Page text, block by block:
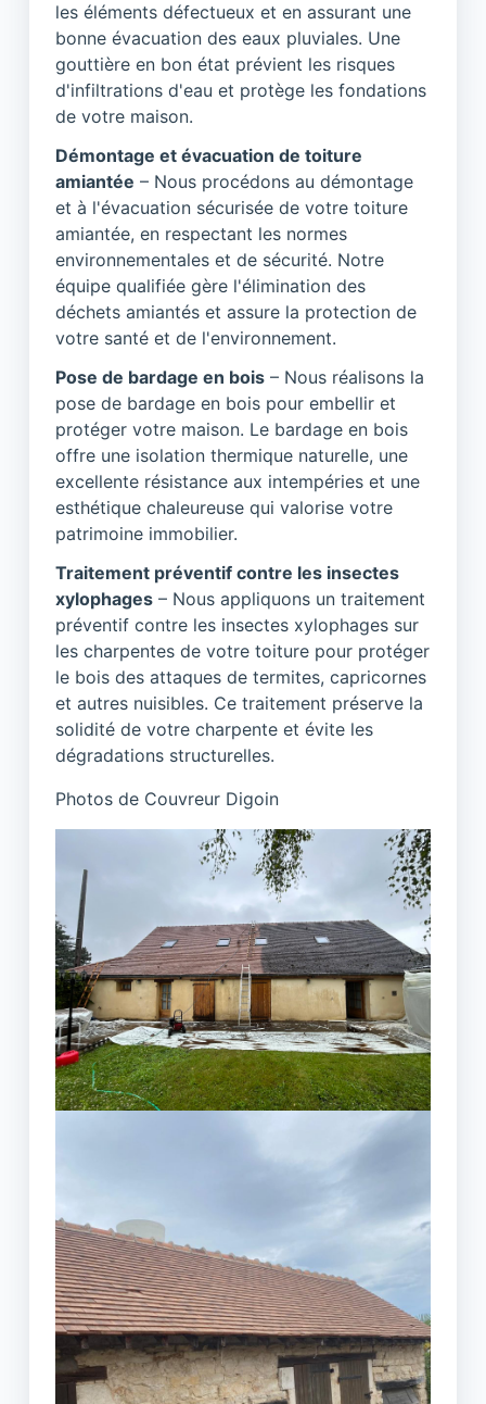
les éléments défectueux et en assurant une
bonne évacuation des eaux pluviales. Une
gouttière en bon état prévient les risques
d'infiltrations d'eau et protège les fondations
de votre maison.
Démontage et évacuation de toiture
amiantée – Nous procédons au démontage
et à l'évacuation sécurisée de votre toiture
amiantée, en respectant les normes
environnementales et de sécurité. Notre
équipe qualifiée gère l'élimination des
déchets amiantés et assure la protection de
votre santé et de l'environnement.
Pose de bardage en bois – Nous réalisons la
pose de bardage en bois pour embellir et
protéger votre maison. Le bardage en bois
offre une isolation thermique naturelle, une
excellente résistance aux intempéries et une
esthétique chaleureuse qui valorise votre
patrimoine immobilier.
Traitement préventif contre les insectes
xylophages – Nous appliquons un traitement
préventif contre les insectes xylophages sur
les charpentes de votre toiture pour protéger
le bois des attaques de termites, capricornes
et autres nuisibles. Ce traitement préserve la
solidité de votre charpente et évite les
dégradations structurelles.
Photos de Couvreur Digoin